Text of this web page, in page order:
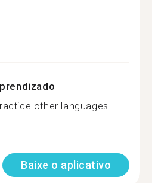
other languages...
Baixe o aplicativo